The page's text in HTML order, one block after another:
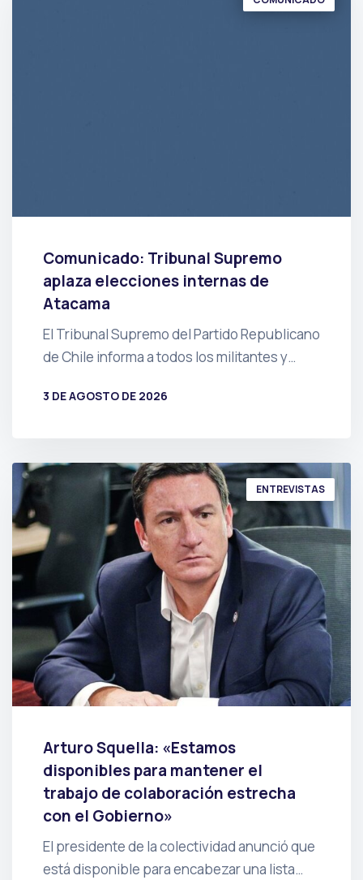
Comunicado: Tribunal Supremo
aplaza elecciones internas de
Atacama
El Tribunal Supremo del Partido Republicano
de Chile informa a todos los militantes y…
3 DE AGOSTO DE 2026
ENTREVISTAS
Arturo Squella: «Estamos
disponibles para mantener el
trabajo de colaboración estrecha
con el Gobierno»
El presidente de la colectividad anunció que
está disponible para encabezar una lista…